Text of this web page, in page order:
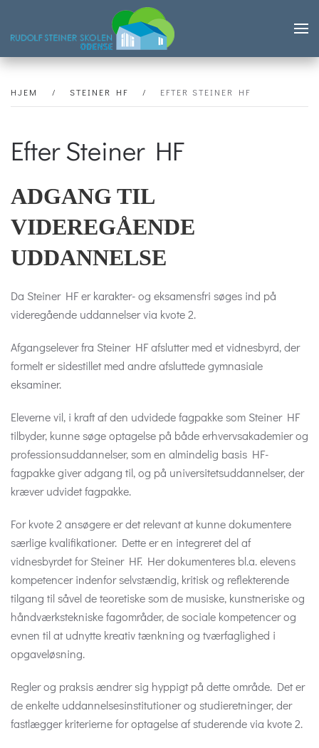
Skip to main content
HJEM STEINER HF EFTER STEINER HF
Efter Steiner HF
ADGANG TIL
VIDEREGÅENDE
UDDANNELSE
Da Steiner HF er karakter- og eksamensfri søges ind på
videregående uddannelser via kvote 2.
Afgangselever fra Steiner HF afslutter med et vidnesbyrd, der
formelt er sidestillet med andre afsluttede gymnasiale
eksaminer.
Eleverne vil, i kraft af den udvidede fagpakke som Steiner HF
tilbyder, kunne søge optagelse på både erhvervsakademier og
professionsuddannelser, som en almindelig basis HF-
fagpakke giver adgang til, og på universitetsuddannelser, der
kræver udvidet fagpakke.
For kvote 2 ansøgere er det relevant at kunne dokumentere
særlige kvalifikationer. Dette er en integreret del af
vidnesbyrdet for Steiner HF. Her dokumenteres bl.a. elevens
kompetencer indenfor selvstændig, kritisk og reflekterende
tilgang til såvel de teoretiske som de musiske, kunstneriske og
håndværkstekniske fagområder, de sociale kompetencer og
evnen til at udnytte kreativ tænkning og tværfaglighed i
opgaveløsning.
Regler og praksis ændrer sig hyppigt på dette område. Det er
de enkelte uddannelsesinstitutioner og studieretninger, der
fastlægger kriterierne for optagelse af studerende via kvote 2.